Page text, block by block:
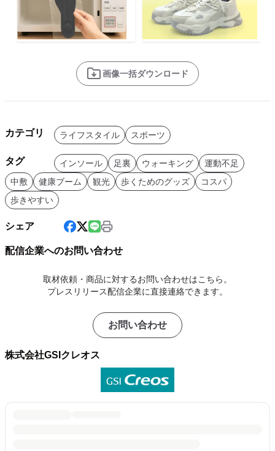
画像一括ダウンロード
カテゴリ ライフスタイル スポーツ
タグ インソール 足裏 ウォーキング
運動不足
中敷
健康ブーム 観光 歩くためのグッズ
コスパ
歩きやすい
シェア
配信企業へのお問い合わせ
取材依頼・商品に対するお問い合わせはこちら。
プレスリリース配信企業に直接連絡できます。
お問い合わせ
株式会社GSIクレオス